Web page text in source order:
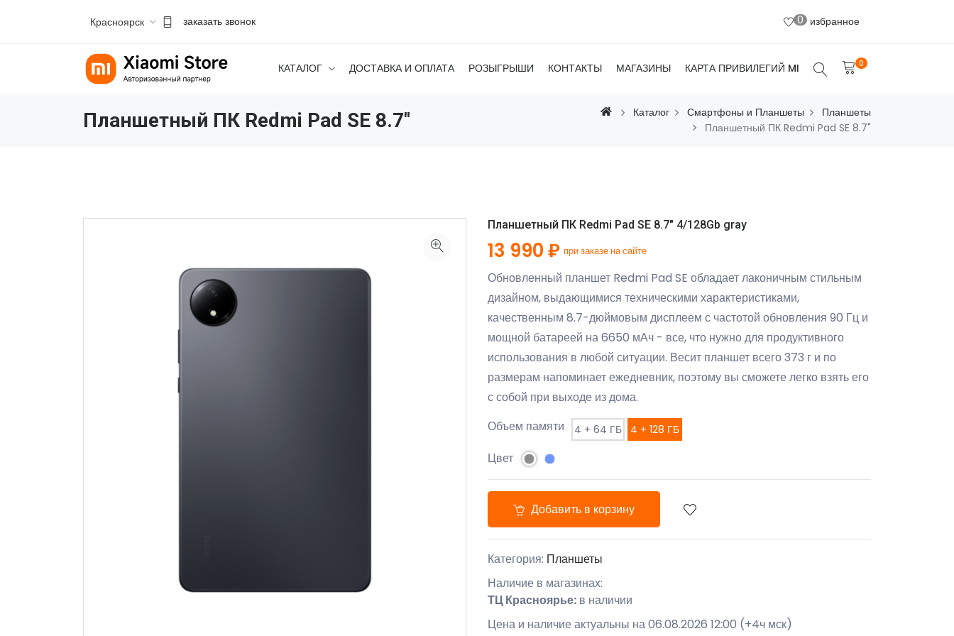
Красноярск заказать звонок 0 избранное
КАТАЛОГ ДОСТАВКА И ОПЛАТА РОЗЫГРЫШИ КОНТАКТЫ МАГАЗИНЫ КАРТА ПРИВИЛЕГИЙ MI 0
Планшетный ПК Redmi Pad SE 8.7" Каталог Смартфоны и Планшеты
Планшеты
Планшетный ПК Redmi Pad SE 8.7"
Планшетный ПК Redmi Pad SE 8.7" 4/128Gb gray
13 990 ₽ при заказе на сайте
Обновленный планшет Redmi Pad SE обладает лаконичным стильным
дизайном, выдающимися техническими характеристиками,
качественным 8.7-дюймовым дисплеем с частотой обновления 90 Гц и
мощной батареей на 6650 мАч - все, что нужно для продуктивного
использования в любой ситуации. Весит планшет всего 373 г и по
размерам напоминает ежедневник, поэтому вы сможете легко взять его
с собой при выходе из дома.
Объем памяти
4 + 64 ГБ 4 + 128 ГБ
Цвет
Добавить в корзину
Категория: Планшеты
Наличие в магазинах:
ТЦ Красноярье: в наличии
Цена и наличие актуальны на 06.08.2026 12:00 (+4ч мск)